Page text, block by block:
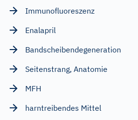
Immunofluoreszenz
Enalapril
Bandscheibendegeneration
Seitenstrang, Anatomie
MFH
harntreibendes Mittel